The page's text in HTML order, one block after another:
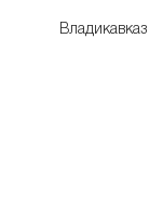
Владикавказ